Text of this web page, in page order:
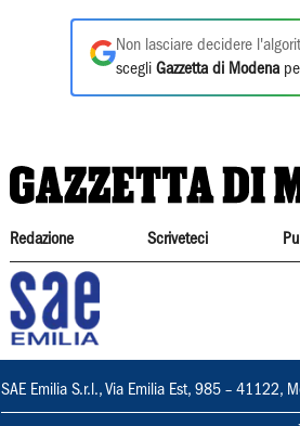
Non lasciare decidere
scegli Gazzetta di Modena
Redazione Scriveteci
SAE Emilia S.r.l., Via Emilia Est, 985 – 41122,